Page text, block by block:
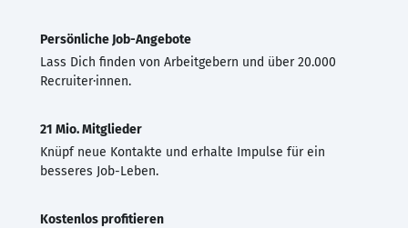
Persönliche Job-Angebote
Lass Dich finden von Arbeitgebern und über 20.000
Recruiter·innen.
21 Mio. Mitglieder
Knüpf neue Kontakte und erhalte Impulse für ein
besseres Job-Leben.
Kostenlos profitieren